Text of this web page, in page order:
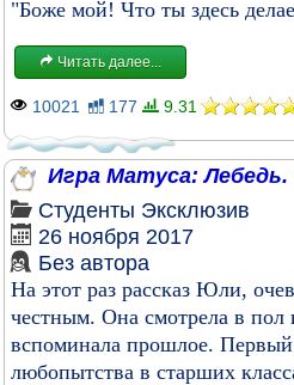
"Боже мой! Что ты здесь
Читать далее...
10021 177 9.31
Игра Матуса:
Студенты Эксклюзив
26 ноября 2017
Без автора
На этот раз рассказ Юли,
честным. Она смотрела в пол
вспоминала прошлое.
любопытства в старших